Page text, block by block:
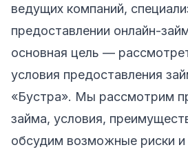
ведущих компаний,
предоставлении онлайн-
основная цель —
условия предоставления
«Бустра». Мы рассмотрим
займа, условия,
обсудим возможные риски и